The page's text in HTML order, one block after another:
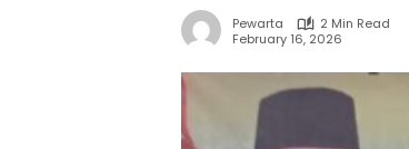
Pewarta
2 Min Read
February 16, 2026